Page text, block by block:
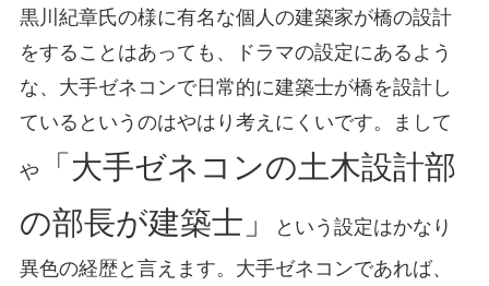
黒川紀章氏の様に有名な個人の建築家が橋の設計
をすることはあっても、ドラマの設定にあるよう
な、大手ゼネコンで日常的に建築士が橋を設計し
ているというのはやはり考えにくいです。まして
や
「大手ゼネコンの土木設計部
の部長が建築士」
という設定はかなり
異色の経歴と言えます。大手ゼネコンであれば、